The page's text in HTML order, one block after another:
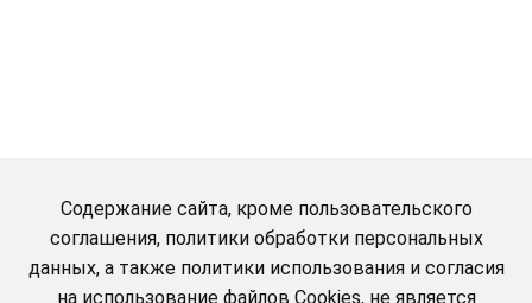
Содержание сайта, кроме пользовательского
соглашения, политики обработки персональных
данных, а также политики использования и согласия
на использование файлов Cookies, не является